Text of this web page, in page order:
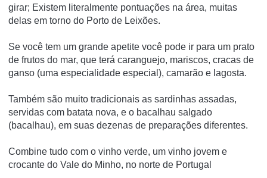
girar; Existem literalmente pontuações na área, muitas
delas em torno do Porto de Leixões.
Se você tem um grande apetite você pode ir para um prato
de frutos do mar, que terá caranguejo, mariscos, cracas de
ganso (uma especialidade especial), camarão e lagosta.
Também são muito tradicionais as sardinhas assadas,
servidas com batata nova, e o bacalhau salgado
(bacalhau), em suas dezenas de preparações diferentes.
Combine tudo com o vinho verde, um vinho jovem e
crocante do Vale do Minho, no norte de Portugal